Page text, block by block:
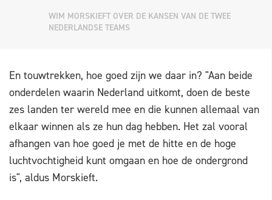
WIM MORSKIEFT OVER DE KANSEN VAN DE TWEE
NEDERLANDSE TEAMS
En touwtrekken, hoe goed zijn we daar in? "Aan beide
onderdelen waarin Nederland uitkomt, doen de beste
zes landen ter wereld mee en die kunnen allemaal van
elkaar winnen als ze hun dag hebben. Het zal vooral
afhangen van hoe goed je met de hitte en de hoge
luchtvochtigheid kunt omgaan en hoe de ondergrond
is", aldus Morskieft.